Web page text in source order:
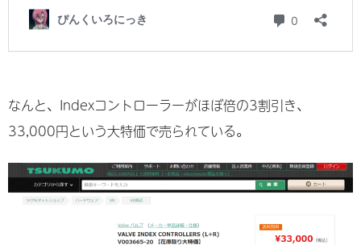
なんと、Indexコントローラーがほぼ倍の3割引き、
33,000円という大特価で売られている。